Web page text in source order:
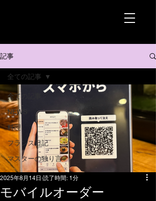
記事
全ての記事
NEWS
料理
フランス日記
マスターの独り言
全ての記事
モバイルオーダー
2025年8月14日 読了時間: 1分